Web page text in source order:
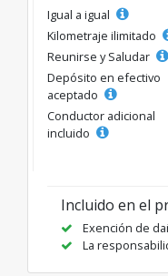
Igual a igual
Kilometraje ilimitado
Reunirse y Saludar
Depósito en efectivo
aceptado
Conductor adicional
incluido
Incluido en el
Exención de
La